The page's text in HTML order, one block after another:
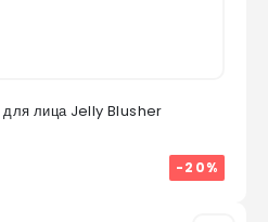
лица Jelly Blusher
-20%